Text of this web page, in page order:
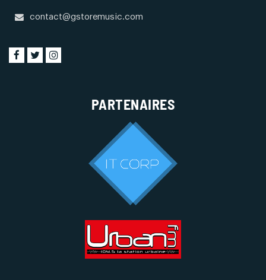
contact@gstoremusic.com
PARTENAIRES